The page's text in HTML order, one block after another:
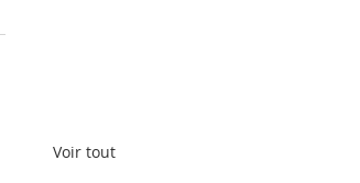
Voir tout